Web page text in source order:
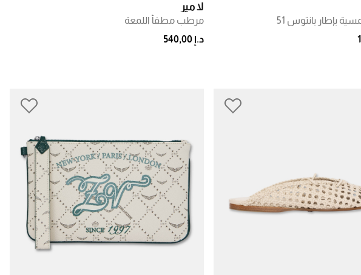
بإطار بانتوس 51
لا مير
مرطب مطفأ اللمعة
د.إ 540,00